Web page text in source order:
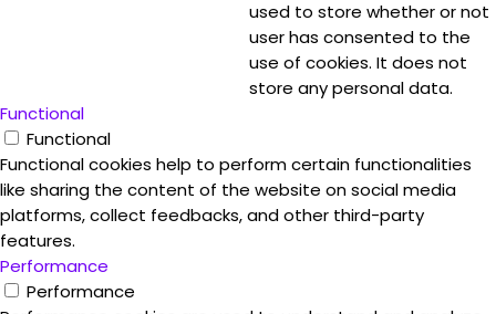
used to store whether or not
user has consented to the
use of cookies. It does not
store any personal data.
Functional
Functional
Functional cookies help to perform certain functionalities
like sharing the content of the website on social media
platforms, collect feedbacks, and other third-party
features.
Performance
Performance